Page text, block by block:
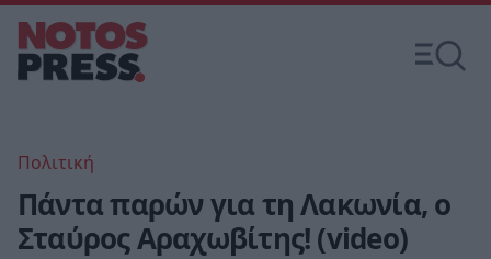
Πολιτική
Πάντα παρών για τη Λακωνία, ο
Σταύρος Αραχωβίτης! (video)